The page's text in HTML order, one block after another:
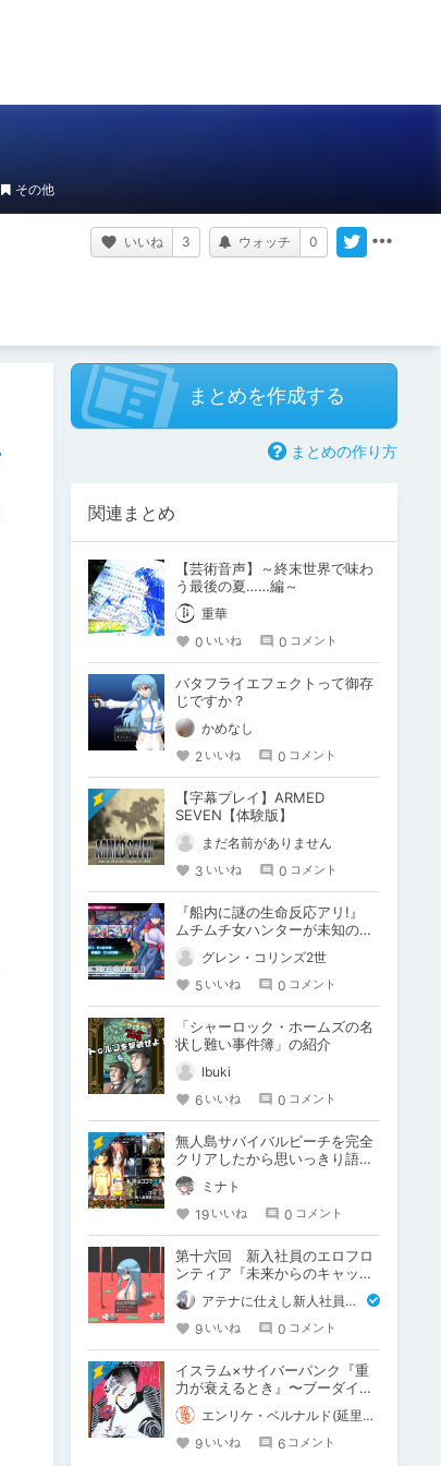
その他
いいね 3 ウォッチ 0
まとめを作成する
まとめの作り方
関連まとめ
【芸術音声】～終末世界で味わ
う最後の夏……編～
重華
0 いいね 0 コメント
バタフライエフェクトって御存
じですか？
かめなし
2 いいね 0 コメント
【字幕プレイ】ARMED
SEVEN【体験版】
まだ名前がありません
3 いいね 0 コメント
『船内に謎の生命反応アリ!』
ムチムチ女ハンターが未知の生
物と大乱交！
グレン・コリンズ2世
5 いいね 0 コメント
「シャーロック・ホームズの名
状し難い事件簿」の紹介
Ibuki
6 いいね 0 コメント
無人島サバイバルビーチを完全
クリアしたから思いっきり語る
（ネタバレ注意）
ミナト
19 いいね 0 コメント
第十六回 新入社員のエロフロ
ンティア『未来からのキャット
ライン』
アテナに仕えし新人社員 リリィ
9 いいね 0 コメント
イスラム×サイバーパンク『重
力が衰えるとき』〜ブーダイー
ン・シリーズ〜
エンリケ・ベルナルド(延里啓介)
9 いいね 6 コメント